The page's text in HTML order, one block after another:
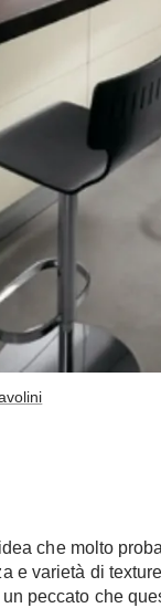
che molto
e varietà di
peccato che